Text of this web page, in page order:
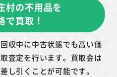
村の不用品を
で買取！
収中に中古状態でも高い価
査定を行います。買取金は
し引くことが可能です。